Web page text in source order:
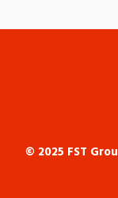
© 2025 FST